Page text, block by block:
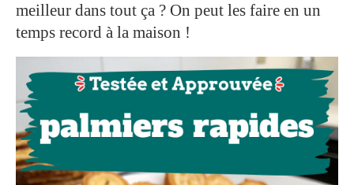
meilleur dans tout ça ? On peut les faire en un
temps record à la maison !